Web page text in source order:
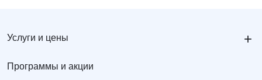
Услуги и цены +
Программы и акции